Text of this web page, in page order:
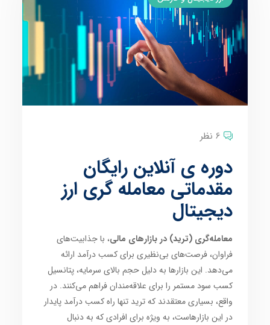
6 نظر
دوره ی آنلاین رایگان
مقدماتی معامله گری ارز
دیجیتال
معامله‌گری (ترید) در بازارهای مالی، با جذابیت‌های
فراوان، فرصت‌های بی‌نظیری برای کسب درآمد ارائه
می‌دهد. این بازارها به دلیل حجم بالای سرمایه، پتانسیل
کسب سود مستمر را برای علاقه‌مندان فراهم می‌کنند. در
واقع، بسیاری معتقدند که ترید تنها راه کسب درآمد پایدار
در این بازارهاست، به ویژه برای افرادی که به دنبال